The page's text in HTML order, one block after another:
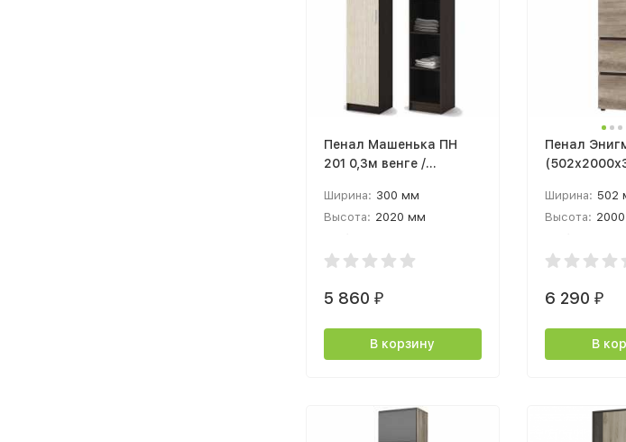
Пенал Машенька ПН
201 0,3м венге /
Ширина: 300 мм
Высота: 2020 мм
5 860 ₽
В корзину
Пенал
каньон
Ширина: 502
Высота:
6 290 ₽
В